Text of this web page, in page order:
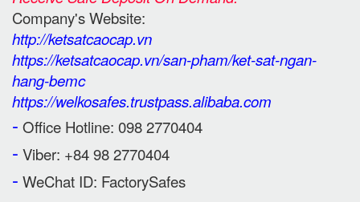
Company's Website:
http://ketsatcaocap.vn
https://ketsatcaocap.vn/san-pham/ket-sat-ngan-
hang-bemc
https://welkosafes.trustpass.alibaba.com
- Office Hotline: 098 2770404
- Viber: +84 98 2770404
- WeChat ID: FactorySafes